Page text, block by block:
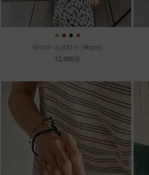
● ● ● ●
세이바 네크리스 (4type)
12,000원